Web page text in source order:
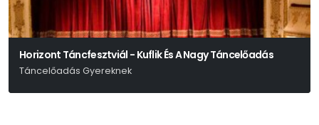
Horizont Táncfesztviál - Kuflik És A Nagy Táncelőadás
Táncelőadás Gyereknek